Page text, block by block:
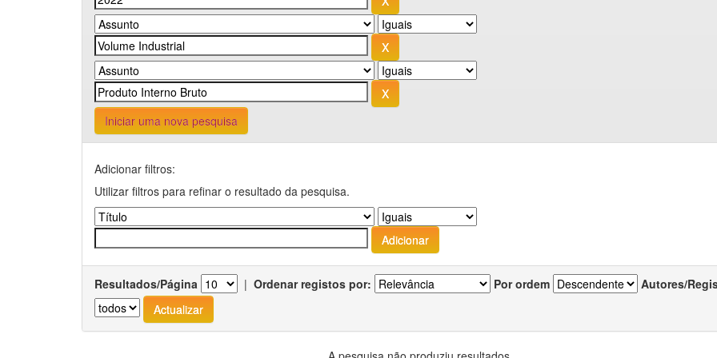
Iniciar uma nova pesquisa
Adicionar filtros:
Utilizar filtros para refinar o resultado da pesquisa.
Resultados/Página | Ordenar registos por: Por ordem Autores/